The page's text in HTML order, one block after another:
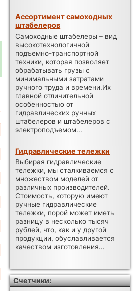
Ассортимент самоходных
штабелеров
Самоходные штабелеры – вид
высокотехнологичной
подъемно-транспортной
техники, которая позволяет
обрабатывать грузы с
минимальными затратами
ручного труда и времени.Их
главной отличительной
особенностью от
гидравлических ручных
штабелеров и штабелеров с
электроподъемом...
Гидравлические тележки
Выбирая гидравлические
тележки, мы сталкиваемся с
множеством моделей от
различных производителей.
Стоимость, которую имеют
ручные гидравлические
тележки, порой может иметь
разницу в несколько тысяч
рублей, что, как и у другой
продукции, обуславливается
качеством изготовления...
Счетчики: